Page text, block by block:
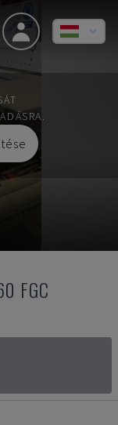
FGC